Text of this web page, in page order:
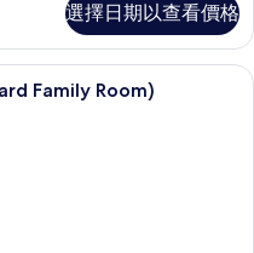
選擇日期以查看價格
Family Room)